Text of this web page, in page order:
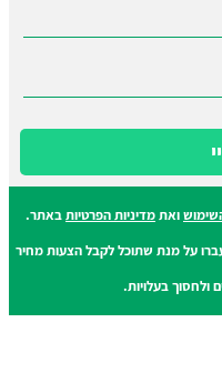
ואתמדיניות הפרטיותבאתר.
על מנת שתוכל לקבל הצעות מחיר
ולחסוך בעלויות.